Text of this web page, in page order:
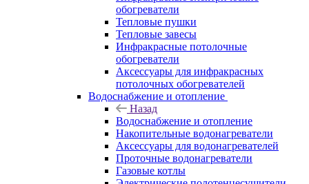
обогреватели
Тепловые пушки
Тепловые завесы
Инфракрасные потолочные
обогреватели
Аксессуары для инфракрасных
потолочных обогревателей
Водоснабжение и отопление
Назад
Водоснабжение и отопление
Накопительные водонагреватели
Аксессуары для водонагревателей
Проточные водонагреватели
Газовые котлы